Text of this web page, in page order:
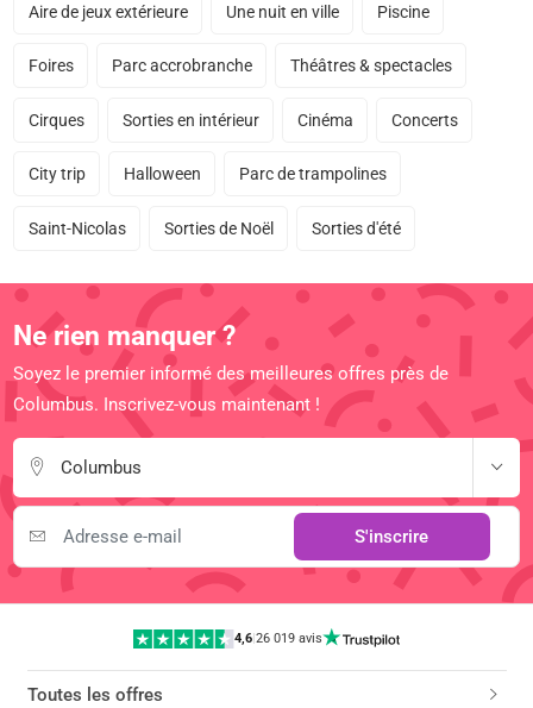
Aire de jeux extérieure Une nuit en ville Piscine
Foires Parc accrobranche Théâtres & spectacles
Cirques Sorties en intérieur Cinéma Concerts
City trip Halloween Parc de trampolines
Saint-Nicolas Sorties de Noël Sorties d'été
Ne rien manquer ?
Soyez le premier informé des meilleures offres près de
Columbus. Inscrivez-vous maintenant !
Columbus
S'inscrire
4,6|26 019 avis
Toutes les offres